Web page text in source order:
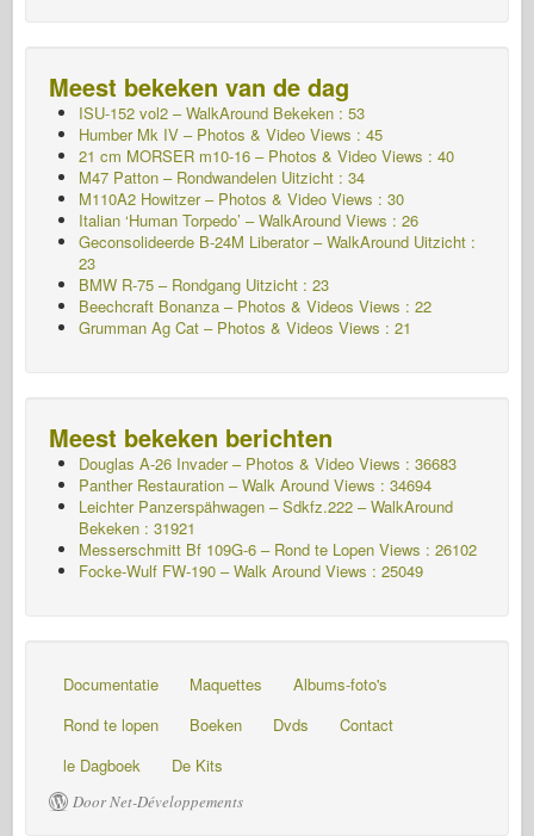
Meest bekeken van de dag
ISU-152 vol2 – WalkAround Bekeken : 53
Humber Mk IV – Photos & Video Views : 45
21 cm MORSER m10-16 – Photos & Video Views : 40
M47 Patton – Rondwandelen Uitzicht : 34
M110A2 Howitzer – Photos & Video Views : 30
Italian ‘Human Torpedo’ – WalkAround Views : 26
Geconsolideerde B-24M Liberator – WalkAround Uitzicht :
23
BMW R-75 – Rondgang Uitzicht : 23
Beechcraft Bonanza – Photos & Videos Views : 22
Grumman Ag Cat – Photos & Videos Views : 21
Meest bekeken berichten
Douglas A-26 Invader – Photos & Video Views : 36683
Panther Restauration – Walk Around Views : 34694
Leichter Panzerspähwagen – Sdkfz.222 – WalkAround
Bekeken : 31921
Messerschmitt Bf 109G-6 – Rond te Lopen Views : 26102
Focke-Wulf FW-190 – Walk Around Views : 25049
Documentatie Maquettes
Albums-foto's
Rond te lopen
Boeken Dvds
Contact
le Dagboek
De Kits
Door Net-Développements